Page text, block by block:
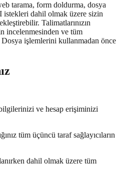
tarama, form doldurma, dosya
istekleri dahil olmak üzere sizin
Talimatlarınızın
incelenmesinden ve tüm
işlemlerini kullanmadan önce
ve hesap erişiminizi
tüm üçüncü taraf sağlayıcıların
dahil olmak üzere tüm